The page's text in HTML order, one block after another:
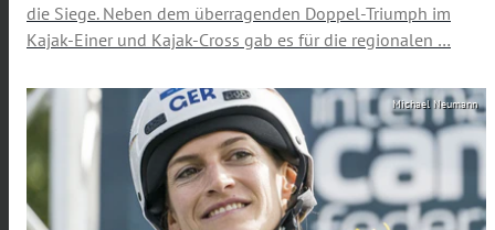
die Siege. Neben dem überragenden Doppel-Triumph im
Kajak-Einer und Kajak-Cross gab es für die regionalen …
Michael Neumann